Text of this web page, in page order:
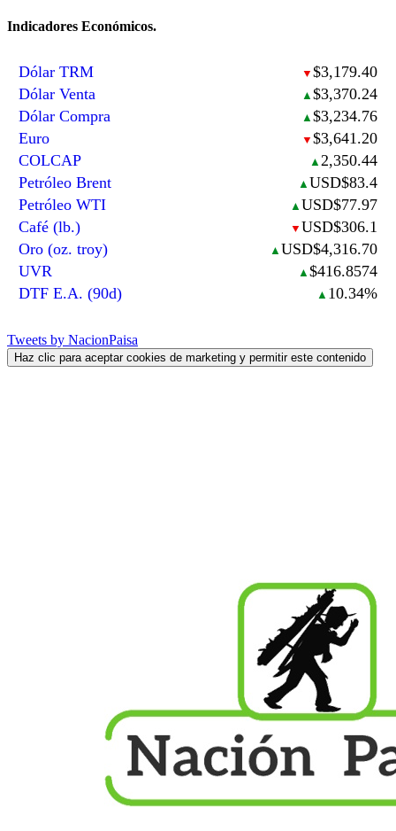
Indicadores Económicos.
Dólar TRM ▼ $3,179.40
Dólar Venta
▲ $3,370.24
Dólar Compra
▲ $3,234.76
Euro
▼ $3,641.20
COLCAP
▲ 2,350.44
Petróleo Brent
▲ USD$83.4
Petróleo WTI
▲ USD$77.97
Café (lb.)
▼ USD$306.1
Oro (oz. troy)
▲ USD$4,316.70
UVR
▲ $416.8574
DTF E.A. (90d)
▲ 10.34%
Tweets by NacionPaisa
Haz clic para aceptar cookies de marketing y permitir este contenido